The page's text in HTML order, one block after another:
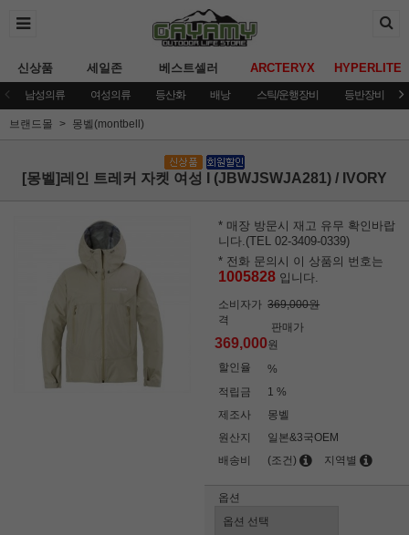
신상품 세일존 베스트셀러 ARCTERYX HYPERLITE
남성의류 여성의류 등산화 배낭 스틱/운행장비 등반장비
브랜드몰 몽벨(montbell)
[몽벨]레인 트레커 자켓 여성 I (JBWJSWJA281) / IVORY
* 매장 방문시 재고 유무 확인바랍
니다.(TEL 02-3409-0339)
* 전화 문의시 이 상품의 번호는
1005828 입니다.
소비자가
격
369,000원
판매가
369,000원
할인율
%
적립금
1 %
제조사
몽벨
원산지
일본&3국OEM
배송비
(조건) 지역별
옵션